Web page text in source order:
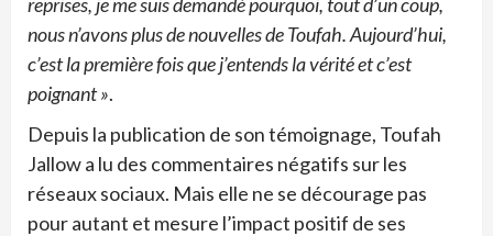
nous n’avons plus de nouvelles de Toufah. Aujourd’hui,
c’est la première fois que j’entends la vérité et c’est
poignant ».
Depuis la publication de son témoignage, Toufah
Jallow a lu des commentaires négatifs sur les
réseaux sociaux. Mais elle ne se décourage pas
pour autant et mesure l’impact positif de ses